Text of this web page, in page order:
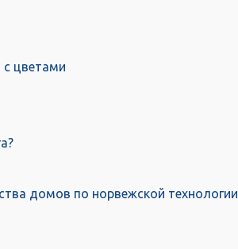
с цветами
домов по норвежской технологии